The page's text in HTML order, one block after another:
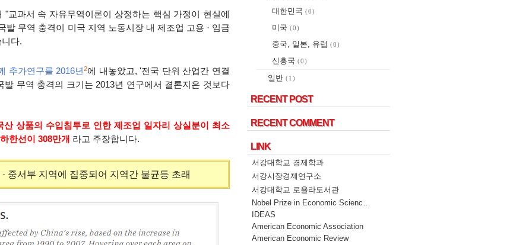
"교과서 속 자유무역이론이 상정하는 핵심 가정이 현실에
발 무역 충격이 미국 지역 노동시장 내 제조업 고용 · 임금
니다.
추가연구를 2016년2에 내놓았고,'전국 단위 산업간 연결
발 무역 충격의 크기는 2013년 연구에서 결론지은 것보다
산 상품의 수입침투로 인한 제조업 일자리 상실분이 최소
한선이 308만개 라고 주장합니다.
· 중서부 지역에 집중되어 지역간 불균등 초래
대한민국 (0)
미국 (0)
중국, 일본, 유럽 (0)
신흥국 (0)
일반 (1)
RECENT POST
RECENT POST
RECENT COMMENT
RECENT COMMENT
LINK
LINK
서강대학교 경제학과
서강시장경제연구소
서강대학교 로욜라도서관
Nobel Prize in Economic Scienc…
IDEAS
American Economic Association
American Economic Review